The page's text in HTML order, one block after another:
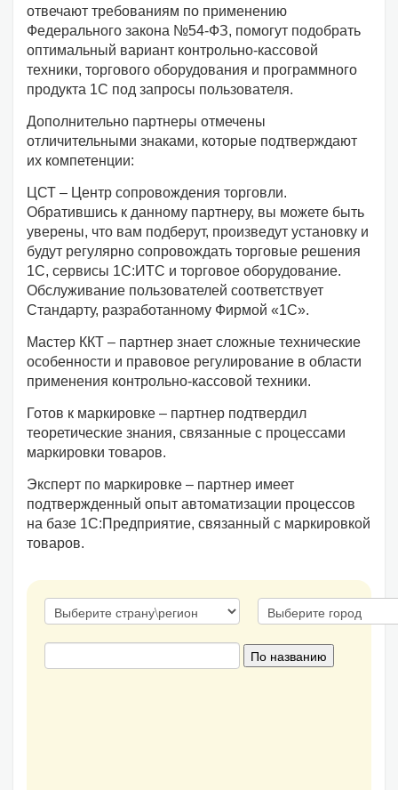
отвечают требованиям по применению
Федерального закона №54-ФЗ, помогут подобрать
оптимальный вариант контрольно-кассовой
техники, торгового оборудования и программного
продукта 1С под запросы пользователя.
Дополнительно партнеры отмечены
отличительными знаками, которые подтверждают
их компетенции:
ЦСТ – Центр сопровождения торговли.
Обратившись к данному партнеру, вы можете быть
уверены, что вам подберут, произведут установку и
будут регулярно сопровождать торговые решения
1С, сервисы 1С:ИТС и торговое оборудование.
Обслуживание пользователей соответствует
Стандарту, разработанному Фирмой «1С».
Мастер ККТ – партнер знает сложные технические
особенности и правовое регулирование в области
применения контрольно-кассовой техники.
Готов к маркировке – партнер подтвердил
теоретические знания, связанные с процессами
маркировки товаров.
Эксперт по маркировке – партнер имеет
подтвержденный опыт автоматизации процессов
на базе 1С:Предприятие, связанный с маркировкой
товаров.